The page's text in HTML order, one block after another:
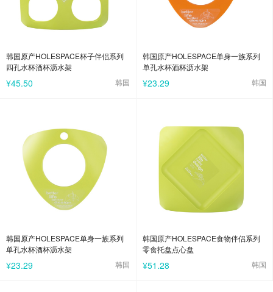
韩国原产HOLESPACE杯子伴侣系列
四孔水杯酒杯沥水架
¥45.50 韩国
韩国原产HOLESPACE单身一族系列
单孔水杯酒杯沥水架
¥23.29 韩国
韩国原产HOLESPACE单身一族系列
单孔水杯酒杯沥水架
¥23.29 韩国
韩国原产HOLESPACE食物伴侣系列
零食托盘点心盘
¥51.28 韩国